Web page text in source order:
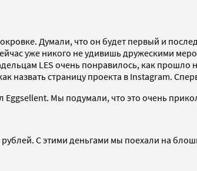
Думали, что он будет первый и
уже никого не удивишь дружескими
LES очень понравилось, как
назвать страницу проекта в Instagram.
Eggsellent. Мы подумали, что это очень
рублей. С этими деньгами мы поехали на